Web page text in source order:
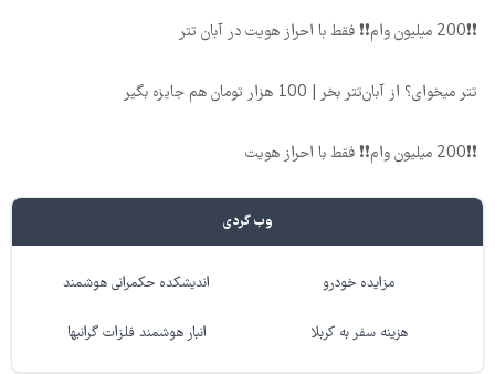
❗❗200 میلیون وام❗❗ فقط با احراز هویت در آبان تتر
تتر میخوای؟ از آبان‌تتر بخر | 100 هزار تومان هم جایزه بگیر
❗❗200 میلیون وام❗❗ فقط با احراز هویت
وب گردی
مزایده خودرو اندیشکده حکمرانی هوشمند
هزینه سفر به کربلا انبار هوشمند فلزات گرانبها